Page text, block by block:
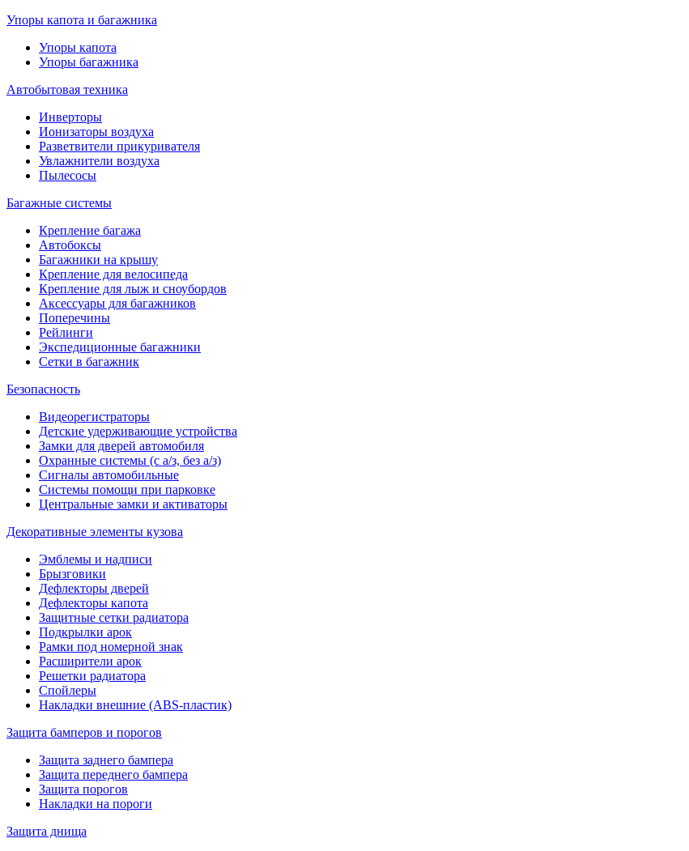
Упоры капота и багажника
Упоры капота
Упоры багажника
Автобытовая техника
Инверторы
Ионизаторы воздуха
Разветвители прикуривателя
Увлажнители воздуха
Пылесосы
Багажные системы
Крепление багажа
Автобоксы
Багажники на крышу
Крепление для велосипеда
Крепление для лыж и сноубордов
Аксессуары для багажников
Поперечины
Рейлинги
Экспедиционные багажники
Сетки в багажник
Безопасность
Видеорегистраторы
Детские удерживающие устройства
Замки для дверей автомобиля
Охранные системы (с а/з, без а/з)
Сигналы автомобильные
Системы помощи при парковке
Центральные замки и активаторы
Декоративные элементы кузова
Эмблемы и надписи
Брызговики
Дефлекторы дверей
Дефлекторы капота
Защитные сетки радиатора
Подкрылки арок
Рамки под номерной знак
Расширители арок
Решетки радиатора
Спойлеры
Накладки внешние (ABS-пластик)
Защита бамперов и порогов
Защита заднего бампера
Защита переднего бампера
Защита порогов
Накладки на пороги
Защита днища